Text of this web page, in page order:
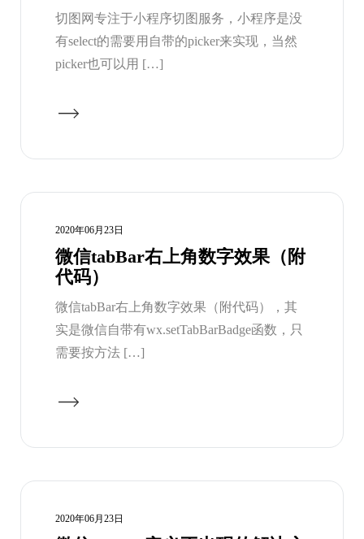
切图网专注于小程序切图服务，小程序是没
有select的需要用自带的picker来实现，当然
picker也可以用 […]
2020年06月23日
微信tabBar右上角数字效果（附
代码）
微信tabBar右上角数字效果（附代码），其
实是微信自带有wx.setTabBarBadge函数，只
需要按方法 […]
2020年06月23日